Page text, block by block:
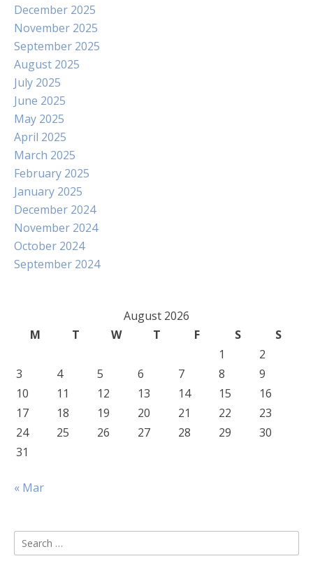
December 2025
November 2025
September 2025
August 2025
July 2025
June 2025
May 2025
April 2025
March 2025
February 2025
January 2025
December 2024
November 2024
October 2024
September 2024
August 2026
M
T W T F S
S
1
2
3
4 5 6 7 8
9
10
11 12 13 14 15
16
17
18 19 20 21 22
23
24
25 26 27 28 29
30
31
« Mar
Search
for: